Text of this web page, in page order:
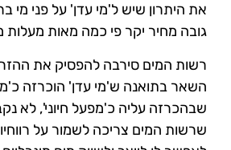
את היתרון שיש ל'מי עדן' על פני מי
גובה מחיר יקר פי כמה מאות מעלות
רשות המים סירבה להפסיק את
השאר בתואנה ש'מי עדן' הוכרזה
שבהכרזה עליה כ'מפעל חיוני', לא
שרשות המים צריכה לשמור על